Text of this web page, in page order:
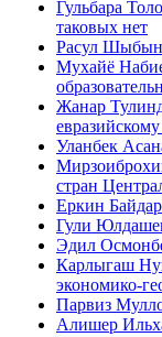
Гульбара
таковых нет
Расул
Мухайё
Жанар
Уланбек
стран
Еркин
Гули
Эдил
Карлыгаш
экономико-
Парвиз
Алишер